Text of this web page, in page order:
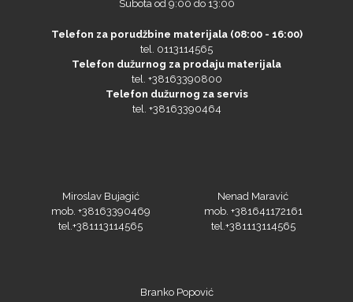
Subota od 9:00 do 13:00
Telefon za porudžbine materijala (08:00 - 16:00)
tel. 0113114565
Telefon dužurnog za prodaju materijala
tel. +38163390800
Telefon dužurnog za servis
tel. +38163390464
Miroslav Bujagić
mob. +38163390469
tel.+381113114565
Nenad Maravić
mob. +381641172161
tel.+381113114565
Branko Popović